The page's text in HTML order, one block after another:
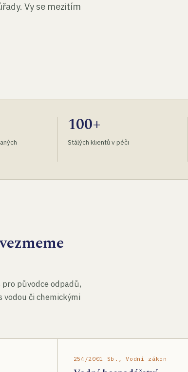
Vy se mezitím
100+
Stálých klientů v péči
původce odpadů,
či chemickými
254/2001 Sb., Vodní zákon